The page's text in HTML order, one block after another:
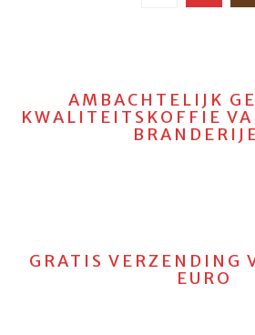
AMBACHTELIJK
KWALITEITSKOFFIE
GRATIS VERZENDING
EURO